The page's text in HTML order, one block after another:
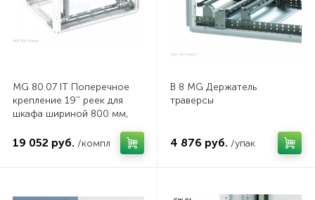
MG 80.07 IT Поперечное
крепление 19'' реек для
шкафа шириной 800 мм,
19 052 руб. /компл
B 8 MG Держатель
траверсы
4 876 руб. /упак